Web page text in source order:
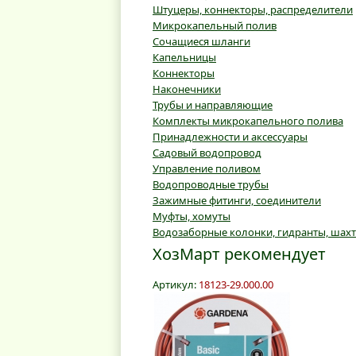
Штуцеры, коннекторы, распределители
Микрокапельный полив
Сочащиеся шланги
Капельницы
Коннекторы
Наконечники
Трубы и направляющие
Комплекты микрокапельного полива
Принадлежности и аксессуары
Садовый водопровод
Управление поливом
Водопроводные трубы
Зажимные фитинги, соединители
Муфты, хомуты
Водозаборные колонки, гидранты,
ХозМарт рекомендует
Артикул: 18123-29.000.00